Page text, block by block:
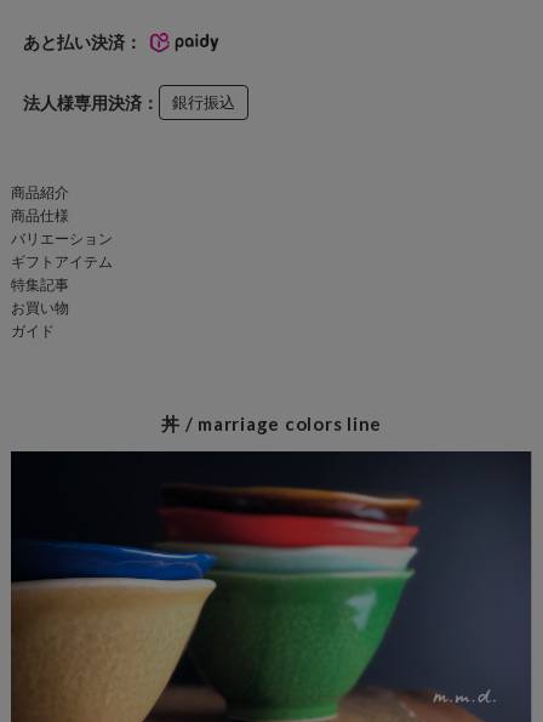
あと払い決済：
法人様専用決済： 銀行振込
商品紹介
商品仕様
バリエーション
ギフトアイテム
特集記事
お買い物
ガイド
丼 / marriage colors line